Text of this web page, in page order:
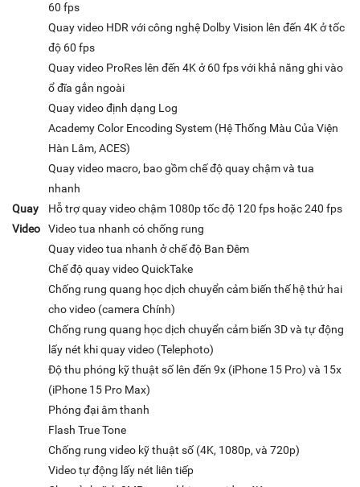
Quay
Video
60 fps
Quay video HDR với công nghệ Dolby Vision lên đến 4K ở tốc
độ 60 fps
Quay video ProRes lên đến 4K ở 60 fps với khả năng ghi vào
ổ đĩa gắn ngoài
Quay video định dạng Log
Academy Color Encoding System (Hệ Thống Màu Của Viện
Hàn Lâm, ACES)
Quay video macro, bao gồm chế độ quay chậm và tua
nhanh
Hỗ trợ quay video chậm 1080p tốc độ 120 fps hoặc 240 fps
Video tua nhanh có chống rung
Quay video tua nhanh ở chế độ Ban Đêm
Chế độ quay video QuickTake
Chống rung quang học dịch chuyển cảm biến thế hệ thứ hai
cho video (camera Chính)
Chống rung quang học dịch chuyển cảm biến 3D và tự động
lấy nét khi quay video (Telephoto)
Độ thu phóng kỹ thuật số lên đến 9x (iPhone 15 Pro) và 15x
(iPhone 15 Pro Max)
Phóng đại âm thanh
Flash True Tone
Chống rung video kỹ thuật số (4K, 1080p, và 720p)
Video tự động lấy nét liên tiếp